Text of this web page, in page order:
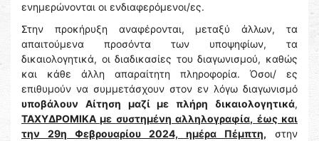
ενημερώνονται οι ενδιαφερόμενοι/ες.
Στην προκήρυξη αναφέρονται, μεταξύ άλλων, τα
απαιτούμενα προσόντα των υποψηφίων, τα
δικαιολογητικά, οι διαδικασίες του διαγωνισμού, καθώς
και κάθε άλλη απαραίτητη πληροφορία. Όσοι/ ες
επιθυμούν να συμμετάσχουν στον εν λόγω διαγωνισμό
υποβάλουν Αίτηση μαζί με πλήρη δικαιολογητικά,
ΤΑΧΥΔΡΟΜΙΚΑ με συστημένη αλληλογραφία, έως και
την 29η Φεβρουαρίου 2024, ημέρα Πέμπτη, στην